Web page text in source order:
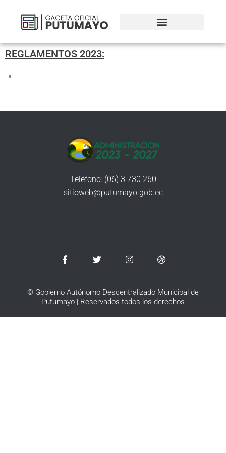
REGLAMENTOS 2023:
Teléfono: (06) 3 730 260
sitioweb@putumayo.gob.ec
© Gobierno Autónomo Descentralizado Municipal de
Putumayo | Reservados todos los derechos​